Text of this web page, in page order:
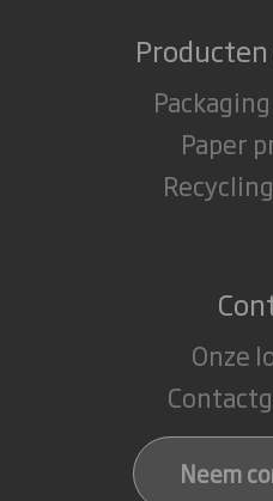
Paper
Onze
Neem